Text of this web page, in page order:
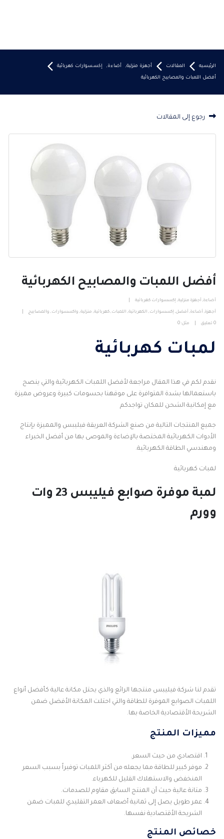
الرئيسيه المقالات أجهزة منزلية, أضاءة, إكسسوارات كهربائية
أفضل اللمبات والمصابيح الكهربائية
رجوع إلى المقالات
أفضل اللمبات والمصابيح الكهربائية
أضاءة, أجهزة منزلية, إكسسوارات كهربائية
أجهزة, أضاءة, أفضل, إكسسوارات , الكهربائية, اللمبات , كهربائية, منزلية, واكسسوارات , والمصابيح
0 تعليق مثل: 0
لمبات كهربائية
نقدم لكم في هذا المقال مراجعة لأفضل اللمبات الكهربائية والتي ينصح
باستعمالها بشدة المتوافرة على موقهنا بحسومات كبيرة وعروض مميزة
مع إمكانية الشحن للمكان تواجدكم
جميع المنتجات التالية من صنع الشركة العريقة فيليبس والمميزة بإنتاج
الأدوات الكهربائية المختصة بالإضاءة والموصى بها من أفضل الخبراء
ومهندسي الطاقة الكهربائية.
لمبات كهربائية
لمبة موفرة صوابع فيليبس 23 وات
وورم
تقدم لنا شركة فيليبس منتجها الرائع والذي يحتل مكانة عالية كأفضل أنواع
اللمبات الصوابع الموفرة للطاقة والتي احتلت المكانة الأفضل ضمن
الشريحة الأقتصادية الخاصة بها.
مميزات المنتج
اقتصادي من حيث السعر.
موفر كبير للطاقة مما يجعله من أكثر اللمبات توفيراً بسبب السعر
المنخفض والاستهلاك القليل للكهرباء.
متانة عالية حيث أن المنتج السابق مقاوم للصدمات.
عمر طويل يصل إلى ثمانية أضعاف العمر التقليدي للمبات ضمن
الشريحة الأقتصادية نفسها.
خصائص المنتج